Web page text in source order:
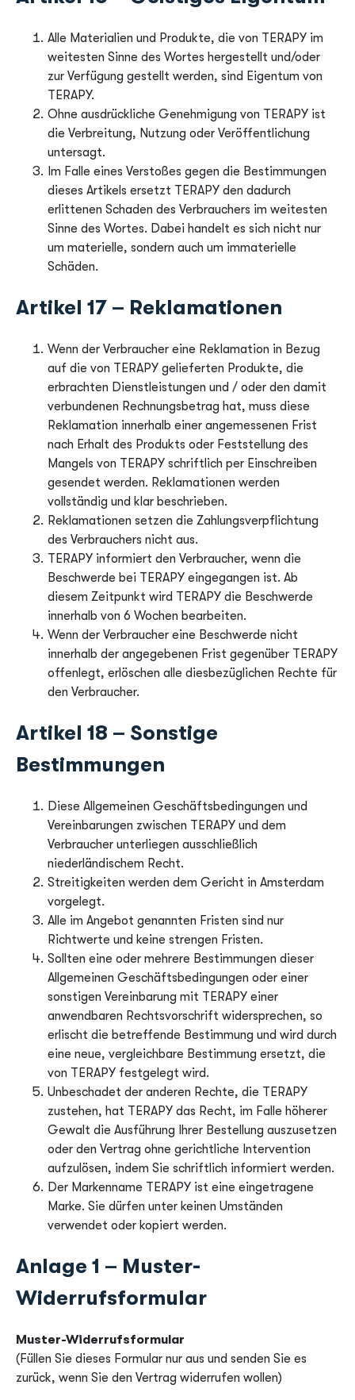
Alle Materialien und Produkte, die von TERAPY im
weitesten Sinne des Wortes hergestellt und/oder
zur Verfügung gestellt werden, sind Eigentum von
TERAPY.
Ohne ausdrückliche Genehmigung von TERAPY ist
die Verbreitung, Nutzung oder Veröffentlichung
untersagt.
Im Falle eines Verstoßes gegen die Bestimmungen
dieses Artikels ersetzt TERAPY den dadurch
erlittenen Schaden des Verbrauchers im weitesten
Sinne des Wortes. Dabei handelt es sich nicht nur
um materielle, sondern auch um immaterielle
Schäden.
Artikel 17 – Reklamationen
Wenn der Verbraucher eine Reklamation in Bezug
auf die von TERAPY gelieferten Produkte, die
erbrachten Dienstleistungen und / oder den damit
verbundenen Rechnungsbetrag hat, muss diese
Reklamation innerhalb einer angemessenen Frist
nach Erhalt des Produkts oder Feststellung des
Mangels von TERAPY schriftlich per Einschreiben
gesendet werden. Reklamationen werden
vollständig und klar beschrieben.
Reklamationen setzen die Zahlungsverpflichtung
des Verbrauchers nicht aus.
TERAPY informiert den Verbraucher, wenn die
Beschwerde bei TERAPY eingegangen ist. Ab
diesem Zeitpunkt wird TERAPY die Beschwerde
innerhalb von 6 Wochen bearbeiten.
Wenn der Verbraucher eine Beschwerde nicht
innerhalb der angegebenen Frist gegenüber TERAPY
offenlegt, erlöschen alle diesbezüglichen Rechte für
den Verbraucher.
Artikel 18 – Sonstige
Bestimmungen
Diese Allgemeinen Geschäftsbedingungen und
Vereinbarungen zwischen TERAPY und dem
Verbraucher unterliegen ausschließlich
niederländischem Recht.
Streitigkeiten werden dem Gericht in Amsterdam
vorgelegt.
Alle im Angebot genannten Fristen sind nur
Richtwerte und keine strengen Fristen.
Sollten eine oder mehrere Bestimmungen dieser
Allgemeinen Geschäftsbedingungen oder einer
sonstigen Vereinbarung mit TERAPY einer
anwendbaren Rechtsvorschrift widersprechen, so
erlischt die betreffende Bestimmung und wird durch
eine neue, vergleichbare Bestimmung ersetzt, die
von TERAPY festgelegt wird.
Unbeschadet der anderen Rechte, die TERAPY
zustehen, hat TERAPY das Recht, im Falle höherer
Gewalt die Ausführung Ihrer Bestellung auszusetzen
oder den Vertrag ohne gerichtliche Intervention
aufzulösen, indem Sie schriftlich informiert werden.
Der Markenname TERAPY ist eine eingetragene
Marke. Sie dürfen unter keinen Umständen
verwendet oder kopiert werden.
Anlage 1 – Muster-
Widerrufsformular
Muster-Widerrufsformular
(Füllen Sie dieses Formular nur aus und senden Sie es
zurück, wenn Sie den Vertrag widerrufen wollen)